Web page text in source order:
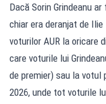
Dacă Sorin Grindeanu
chiar era deranjat de
voturilor AUR la oricare
care voturile lui
de premier) sau la votul
2026, unde tot voturile